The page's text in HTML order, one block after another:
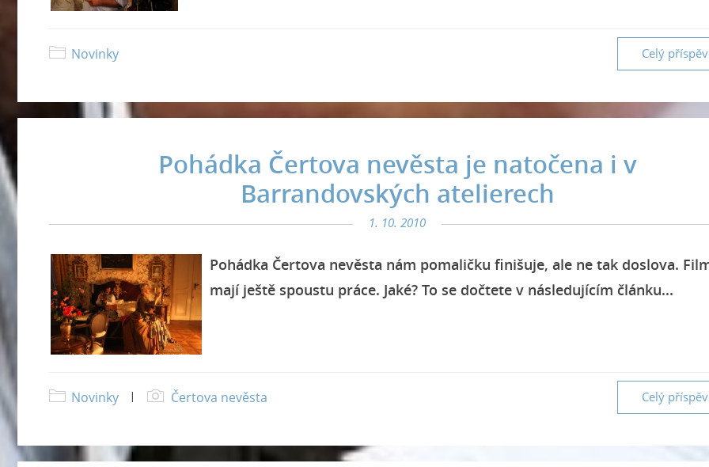
Celý
Novinky
Pohádka Čertova nevěsta je natočena i v
Barrandovských atelierech
1. 10. 2010
Pohádka Čertova nevěsta nám pomaličku finišuje, ale ne tak doslova.
mají ještě spoustu práce. Jaké? To se dočtete v následujícím článku...
Celý
Novinky | Čertova nevěsta